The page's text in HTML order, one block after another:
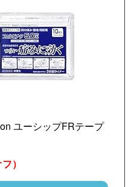
ユーシップFRテープ
）